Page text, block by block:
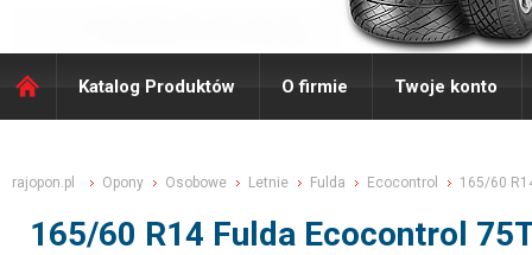
Katalog Produktów O firmie Twoje konto
rajopon.pl Opony Osobowe Letnie Fulda Ecocontrol 165/60
165/60 R14 Fulda Ecocontrol